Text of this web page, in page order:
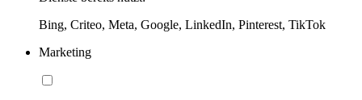
Bing, Criteo, Meta, Google, LinkedIn, Pinterest, TikTok
Marketing